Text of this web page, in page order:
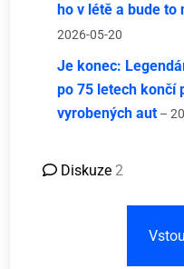
ho v létě a bude to
2026-05-20
Je konec:
po 75 letech končí
vyrobených aut –
Diskuze2